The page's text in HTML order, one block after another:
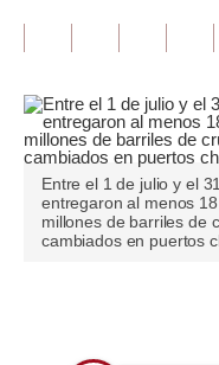
Finanzas Personales
Plus G
Opinión
Editorial
Tendencias
Entre el 1 de julio y el
entregaron al menos
millones de barriles de
cambiados en puertos